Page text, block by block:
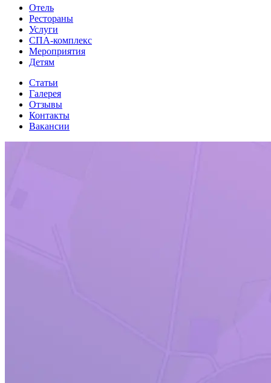
Отель
Рестораны
Услуги
СПА-комплекс
Мероприятия
Детям
Статьи
Галерея
Отзывы
Контакты
Вакансии